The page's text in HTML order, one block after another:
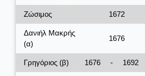
Ζώσιμος 1672
Δανιήλ Μακρής
(α)
1676
Γρηγόριος (β) 1676 - 1692